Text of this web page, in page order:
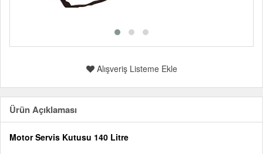
Alışveriş Listeme Ekle
Ürün Açıklaması
Motor Servis Kutusu 140 Litre